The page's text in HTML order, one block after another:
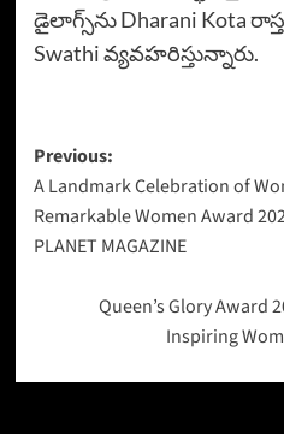
డైలాగ్స్‌ను Dharani Kota
Swathi వ్యవహరిస్తున్నారు.
Previous:
A Landmark Celebration of
Remarkable Women Award
PLANET MAGAZINE
Queen’s Glory Award
Inspiring